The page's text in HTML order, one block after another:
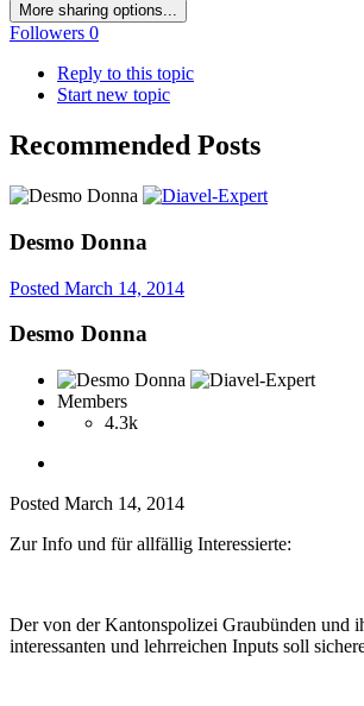
More sharing options...
Followers 0
Reply to this topic
Start new topic
Recommended Posts
Desmo Donna
Posted March 14, 2014
Desmo Donna
Members
4.3k
Posted March 14, 2014
Zur Info und für allfällig Interessierte:
Der von der Kantonspolizei Graubünden und
interessanten und lehrreichen Inputs soll